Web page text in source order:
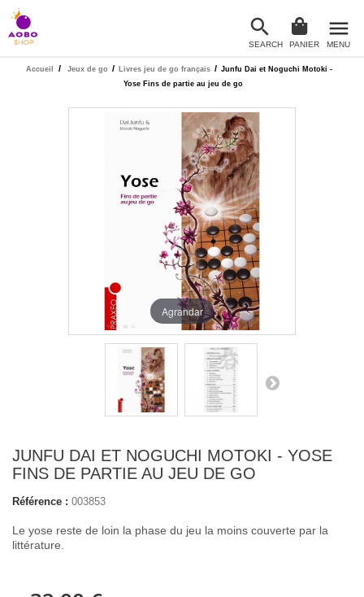
Accueil / Jeux de go / Livres jeu de go français / Junfu Dai et Noguchi Motoki -
Yose Fins de partie au jeu de go
Agrandar
JUNFU DAI ET NOGUCHI MOTOKI - YOSE
FINS DE PARTIE AU JEU DE GO
Référence : 003853
Le yose reste de loin la phase du jeu la moins couverte par la
littérature.

SEARCH PANIER
menu
MENU
